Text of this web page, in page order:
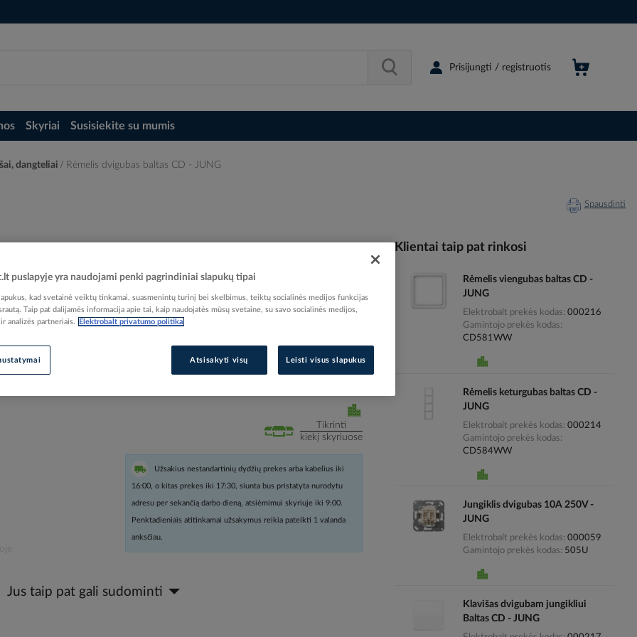
Prisijungti / registruotis
Skyriai Susisiekite su mumis
dangteliai Rėmelis dvigubas baltas CD - JUNG
Spausdinti
Elektrobalt prekės kodas
EAN kodas
4011377054806
Gamintojo prekės kodas
CD582WW
Prisijunkite, norėdami pamatyti kainas
Tikrinti
kiekį skyriuose
Užsakius nestandartinių dydžių prekes arba kabelius iki
16:00, o kitas prekes iki 17:30, siunta bus pristatyta nurodytu
adresu per sekančią darbo dieną, atsiėmimui skyriuje iki 9:00.
Penktadieniais atitinkamai užsakymus reikia pateikti 1 valanda
anksčiau.
Jus taip pat gali sudominti
Klientai taip pat rinkosi
Rėmelis viengubas baltas CD -
JUNG
Elektrobalt prekės kodas 000216
Gamintojo prekės kodas
CD581WW
Rėmelis keturgubas baltas CD -
JUNG
Elektrobalt prekės kodas 000214
Gamintojo prekės kodas
CD584WW
Jungiklis dvigubas 10A 250V -
JUNG
Elektrobalt prekės kodas 000059
Gamintojo prekės kodas
505U
Klavišas dvigubam jungikliui
Baltas CD - JUNG
puslapyje yra naudojami penki pagrindiniai slapukų tipai
kad svetainė veiktų tinkamai, suasmenintų turinį bei skelbimus, teiktų socialinės medijos funkcijas
Taip pat dalijamės informacija apie tai, kaip naudojatės mūsų svetaine, su savo socialinės medijos,
analizės partneriais.
Elektrobalt privatumo politika
Atsisakyti visų Leisti visus slapukus